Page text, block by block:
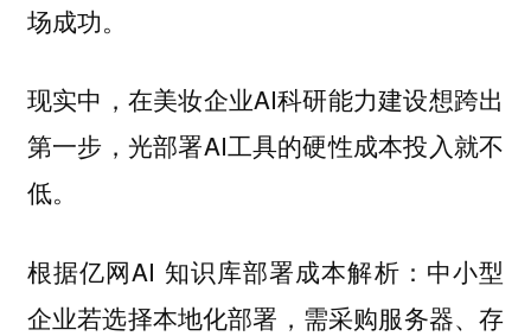
场成功。
现实中，在美妆企业AI科研能力建设想跨出
第一步，光部署AI工具的硬性成本投入就不
低。
根据亿网AI 知识库部署成本解析：中小型
企业若选择本地化部署，需采购服务器、存